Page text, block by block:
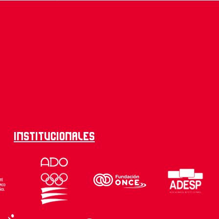
Institucionales